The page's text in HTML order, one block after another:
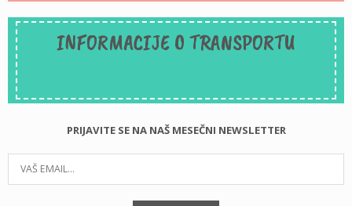
INFORMACIJE O TRANSPORTU
PRIJAVITE SE NA NAŠ MESEČNI NEWSLETTER